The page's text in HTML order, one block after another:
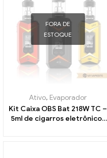
FORA DE
ESTOQUE
Ativo, Evaporador
Kit Caixa OBS Bat 218W TC –
5ml de cigarros eletrônicos